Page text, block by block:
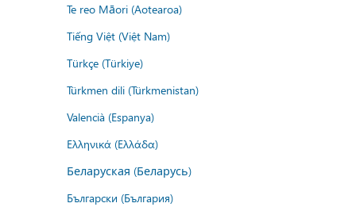
Te reo Māori (Aotearoa)
Tiếng Việt (Việt Nam)
Türkçe (Türkiye)
Türkmen dili (Türkmenistan)
Valencià (Espanya)
Ελληνικά (Ελλάδα)
Беларуская (Беларусь)
Български (България)